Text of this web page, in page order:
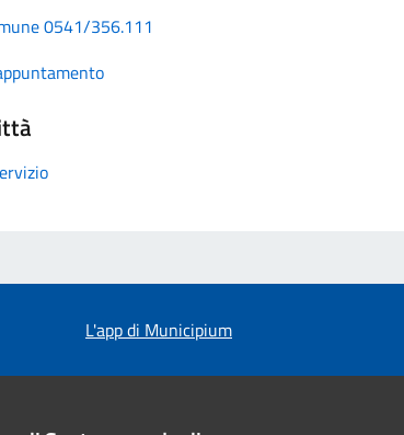
0541/356.111
L'app di Municipium